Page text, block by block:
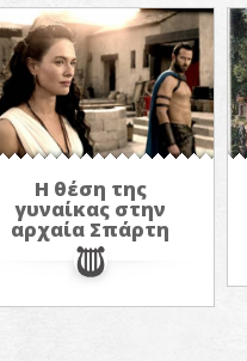
Η θέση της
γυναίκας στην
αρχαία Σπάρτη